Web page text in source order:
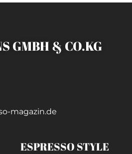
GMBH & CO.KG
magazin.de
ESPRESSO STYLE